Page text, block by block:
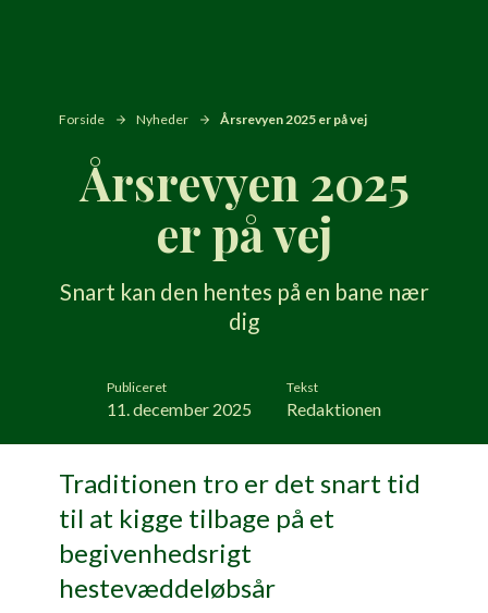
Forside Nyheder Årsrevyen 2025 er på vej
Årsrevyen 2025
er på vej
Snart kan den hentes på en bane nær
dig
Publiceret
11. december 2025
Tekst
Redaktionen
Traditionen tro er det snart tid
til at kigge tilbage på et
begivenhedsrigt
hestevæddeløbsår